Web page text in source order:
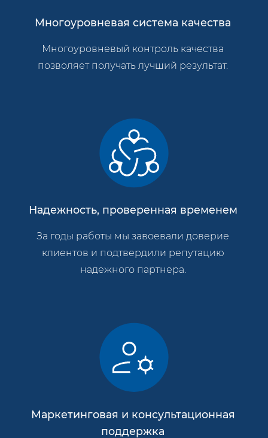
Многоуровневая система качества
Многоуровневый контроль качества
позволяет получать лучший результат.
Надежность, проверенная временем
За годы работы мы завоевали доверие
клиентов и подтвердили репутацию
надежного партнера.
Маркетинговая и консультационная
поддержка